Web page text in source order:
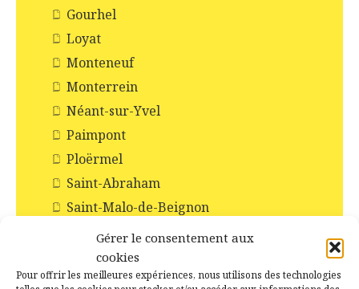
Gérer le consentement aux
cookies
Pour offrir les meilleures expériences, nous utilisons des technologies
Gourhel
Loyat
Monteneuf
Monterrein
Néant-sur-Yvel
Paimpont
Ploërmel
Saint-Abraham
Saint-Malo-de-Beignon
Taupont
Tréhorenteuc
Histoire et Patrimoines de Campénéac